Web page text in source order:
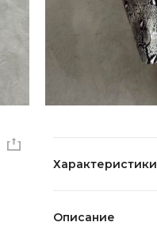
Характеристики
Описание